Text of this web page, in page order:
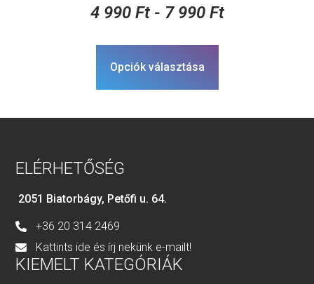
4 990 Ft- 7 990 Ft
Opciók választása
ELÉRHETŐSÉG
2051 Biatorbágy, Petőfi u. 64.
+36 20 314 2469
Kattints ide és írj nekünk e-mailt!
KIEMELT KATEGÓRIÁK